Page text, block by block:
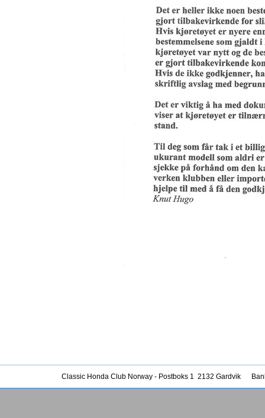
Classic Honda Club Norway - Postboks 1 2132 Gardvik